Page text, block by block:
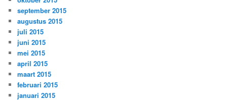
september 2015
augustus 2015
juli 2015
juni 2015
mei 2015
april 2015
maart 2015
februari 2015
januari 2015